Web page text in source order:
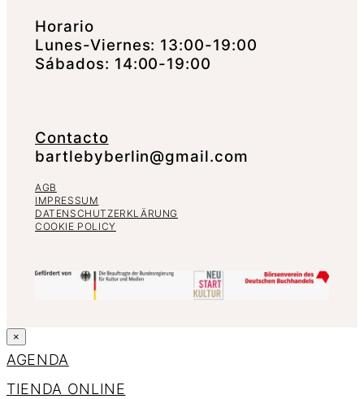
Horario
Lunes-Viernes: 13:00-19:00
Sábados: 14:00-19:00
Contacto
bartlebyberlin@gmail.com
AGB
IMPRESSUM
DATENSCHUTZERKLÄRUNG
COOKIE POLICY
×
AGENDA
TIENDA ONLINE